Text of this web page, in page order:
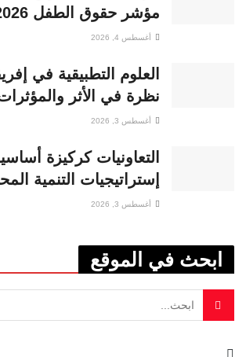
مؤشر حقوق الطفل 2026
أغسطس 4, 2026
العلوم التطبيقية في
نظرة في الأثر
أغسطس 3, 2026
التعاونيات كركيزة
إستراتيجيات التنمية
أغسطس 3, 2026
ابحث في الموقع